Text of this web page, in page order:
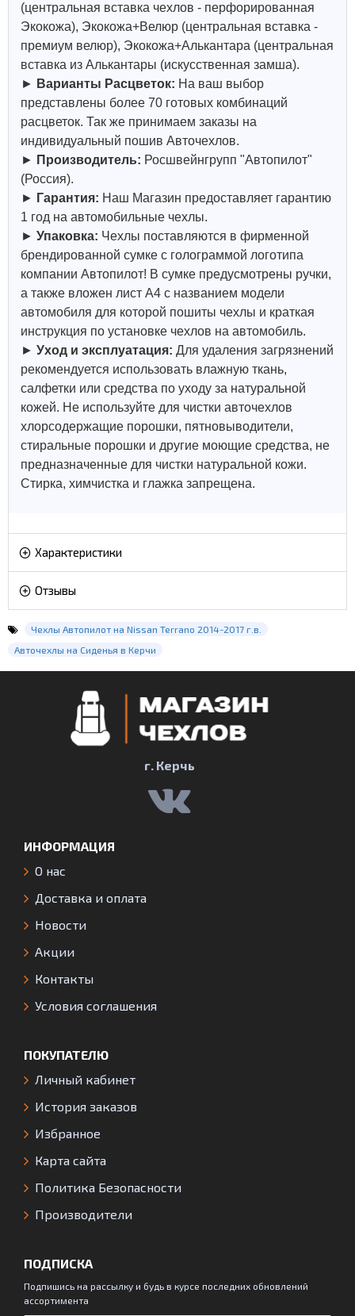
(центральная вставка чехлов - перфорированная
Экокожа), Экокожа+Велюр (центральная вставка -
премиум велюр), Экокожа+Алькантара (центральная
вставка из Алькантары (искусственная замша).
► Варианты Расцветок: На ваш выбор
представлены более 70 готовых комбинаций
расцветок. Так же принимаем заказы на
индивидуальный пошив Авточехлов.
► Производитель: Росшвейнгрупп "Автопилот"
(Россия).
► Гарантия: Наш Магазин предоставляет гарантию
1 год на автомобильные чехлы.
► Упаковка: Чехлы поставляются в фирменной
брендированной сумке с голограммой логотипа
компании Автопилот! В сумке предусмотрены ручки,
а также вложен лист А4 с названием модели
автомобиля для которой пошиты чехлы и краткая
инструкция по установке чехлов на автомобиль.
► Уход и эксплуатация: Для удаления загрязнений
рекомендуется использовать влажную ткань,
салфетки или средства по уходу за натуральной
кожей. Не используйте для чистки авточехлов
хлорсодержащие порошки, пятновыводители,
стиральные порошки и другие моющие средства, не
предназначенные для чистки натуральной кожи.
Стирка, химчистка и глажка запрещена.
Характеристики
Отзывы
Чехлы Автопилот на Nissan Terrano 2014-2017 г.в.
Авточехлы на Сиденья в Керчи
г. Керчь
ИНФОРМАЦИЯ
О нас
Доставка и оплата
Новости
Акции
Контакты
Условия соглашения
ПОКУПАТЕЛЮ
Личный кабинет
История заказов
Избранное
Карта сайта
Политика Безопасности
Производители
ПОДПИСКА
Подпишись на рассылку и будь в курсе последних обновлений
ассортимента